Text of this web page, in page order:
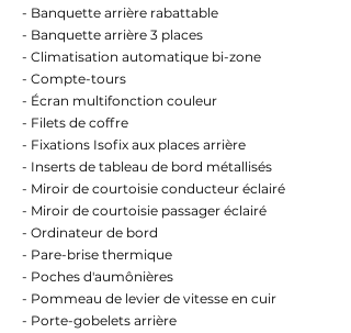
- Banquette arrière rabattable
- Banquette arrière 3 places
- Climatisation automatique bi-zone
- Compte-tours
- Écran multifonction couleur
- Filets de coffre
- Fixations Isofix aux places arrière
- Inserts de tableau de bord métallisés
- Miroir de courtoisie conducteur éclairé
- Miroir de courtoisie passager éclairé
- Ordinateur de bord
- Pare-brise thermique
- Poches d'aumônières
- Pommeau de levier de vitesse en cuir
- Porte-gobelets arrière